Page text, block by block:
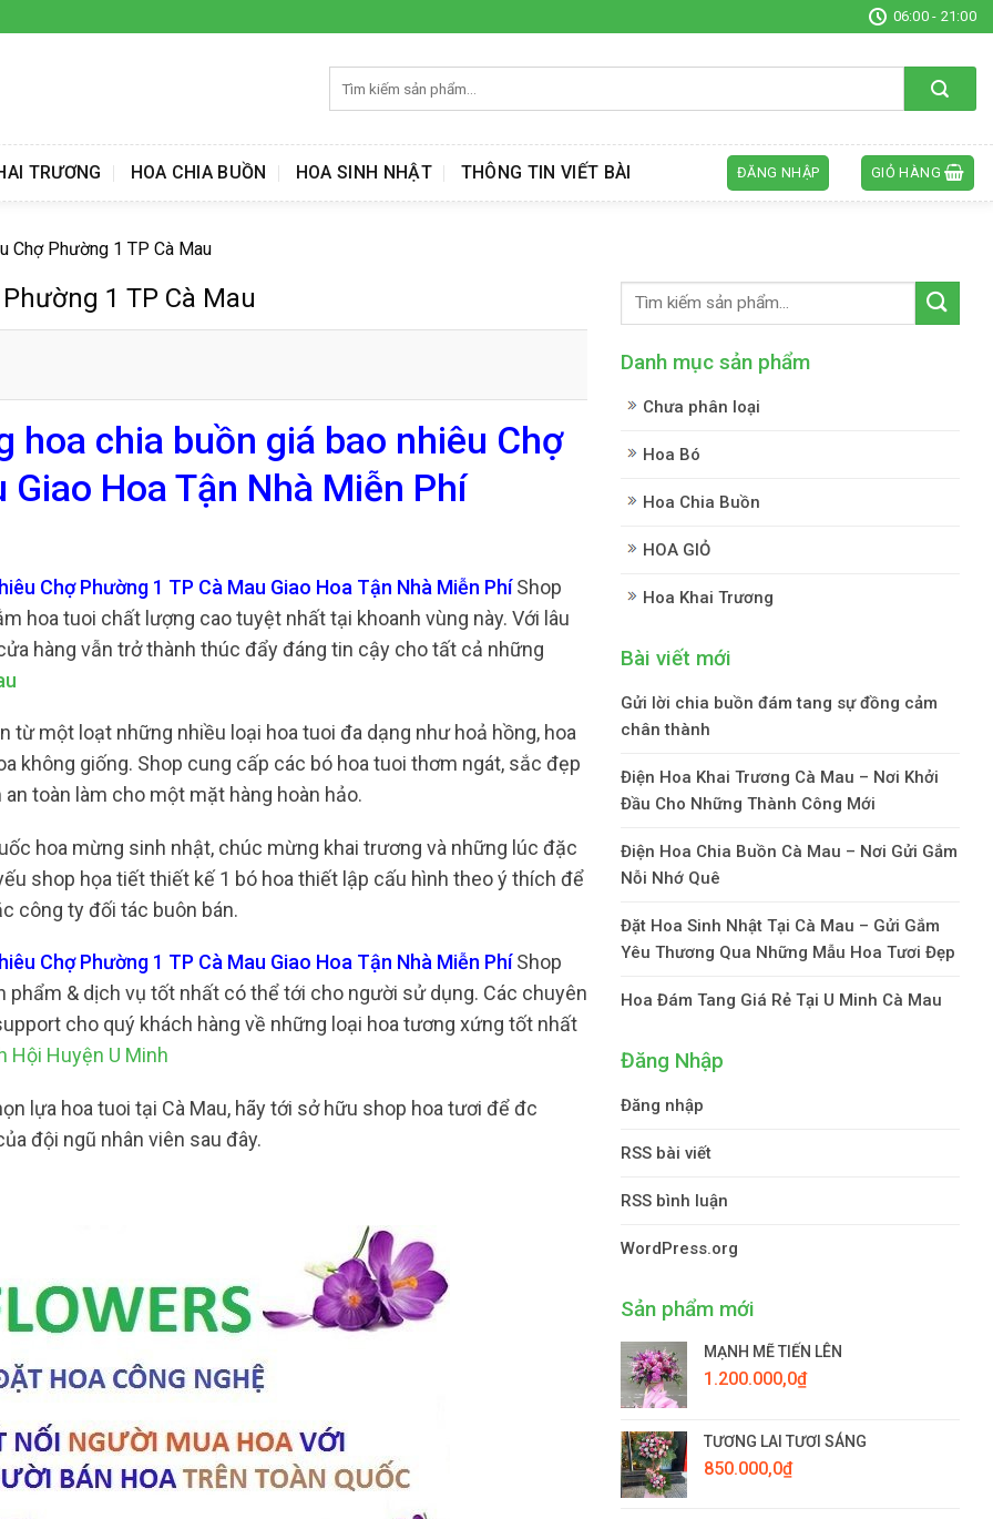
06:00 - 21:00
kiếm:
TRƯƠNG HOA CHIA BUỒN HOA SINH NHẬT THÔNG TIN VIẾT BÀI ĐĂNG NHẬP GIỎ HÀNG
Chợ Phường 1 TP Cà Mau
1 TP Cà Mau
hoa chia buồn giá bao nhiêu Chợ
Giao Hoa Tận Nhà Miễn Phí
Chợ Phường 1 TP Cà Mau Giao Hoa Tận Nhà Miễn PhíShop
hoa tuoi chất lượng cao tuyệt nhất tại khoanh vùng này. Với lâu
hàng vẫn trở thành thúc đẩy đáng tin cậy cho tất cả những
từ một loạt những nhiều loại hoa tuoi đa dạng như hoả hồng, hoa
không giống. Shop cung cấp các bó hoa tuoi thơm ngát, sắc đẹp
toàn làm cho một mặt hàng hoàn hảo.
hoa mừng sinh nhật, chúc mừng khai trương và những lúc đặc
shop họa tiết thiết kế 1 bó hoa thiết lập cấu hình theo ý thích để
công ty đối tác buôn bán.
Chợ Phường 1 TP Cà Mau Giao Hoa Tận Nhà Miễn PhíShop
& dịch vụ tốt nhất có thể tới cho người sử dụng. Các chuyên
cho quý khách hàng về những loại hoa tương xứng tốt nhất
Hội Huyện U Minh
lựa hoa tuoi tại Cà Mau, hãy tới sở hữu shop hoa tươi để đc
đội ngũ nhân viên sau đây.
Danh mục sản phẩm
Chưa phân loại
Hoa Bó
Hoa Chia Buồn
HOA GIỎ
Hoa Khai Trương
Bài viết mới
Gửi lời chia buồn đám tang sự đồng cảm
chân thành
Điện Hoa Khai Trương Cà Mau – Nơi Khởi
Đầu Cho Những Thành Công Mới
Điện Hoa Chia Buồn Cà Mau – Nơi Gửi Gắm
Nỗi Nhớ Quê
Đặt Hoa Sinh Nhật Tại Cà Mau – Gửi Gắm
Yêu Thương Qua Những Mẫu Hoa Tươi Đẹp
Hoa Đám Tang Giá Rẻ Tại U Minh Cà Mau
Đăng Nhập
Đăng nhập
RSS bài viết
RSS bình luận
WordPress.org
Sản phẩm mới
MẠNH MẼ TIẾN LÊN
1.200.000,0₫
TƯƠNG LAI TƯƠI SÁNG
850.000,0₫